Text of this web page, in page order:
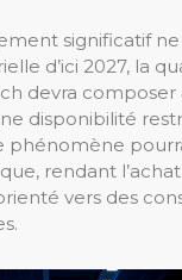
significatif ne
d’ici 2027, la
devra composer
disponibilité
phénomène
rendant
vers des